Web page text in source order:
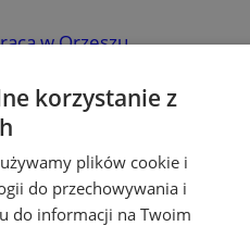
w Orzeszu
korzystanie z
plików cookie i
do przechowywania i
do informacji na Twoim